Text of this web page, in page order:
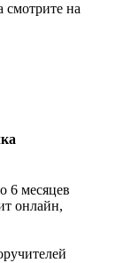
на
6 месяцев
онлайн,